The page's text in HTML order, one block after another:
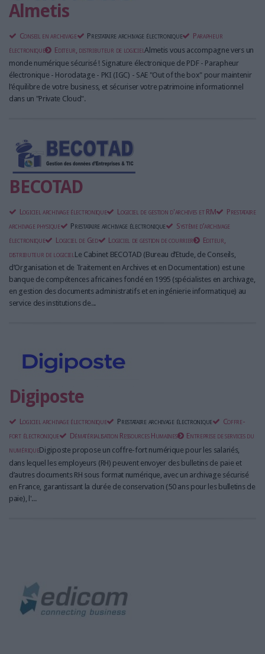
Almetis
Conseil en archivage Prestataire archivage électronique
Parapheur
électronique
Editeur, distributeur de logicielAlmetis vous accompagne vers un
monde numérique sécurisé ! Signature électronique de PDF - Parapheur
électronique - Horodatage - PKI (IGC) - SAE "Out of the box" pour maintenir
l’équilibre de votre business, et sécuriser votre patrimoine informationnel
dans un "Private Cloud".
BECOTAD
Logiciel archivage électronique Logiciel de gestion d'archives et RM
Prestataire
archivage physique
Prestataire archivage électronique
Système d’archivage
électronique
Logiciel de Ged Logiciel de gestion de courrier
Editeur,
distributeur de logicielLe Cabinet BECOTAD (Bureau d’Etude, de Conseils,
d’Organisation et de Traitement en Archives et en Documentation) est une
banque de compétences africaines fondé en 1995 (spécialistes en archivage,
en gestion des documents administratifs et en ingénierie informatique) au
service des institutions de...
Digiposte
Logiciel archivage électronique Prestataire archivage électronique
Coffre-
fort électronique
Dématérialisation Ressources Humaines
Entreprise de services du
numériqueDigiposte propose un coffre-fort numérique pour les salariés,
dans lequel les employeurs (RH) peuvent envoyer des bulletins de paie et
d’autres documents RH sous format numérique, avec un archivage sécurisé
en France, garantissant la durée de conservation (50 ans pour les bulletins de
paie), l'...